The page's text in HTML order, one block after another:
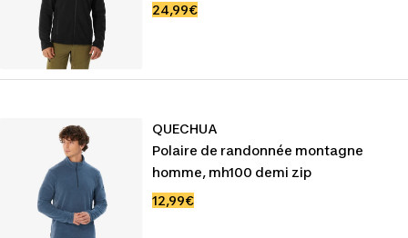
Prix
24,99€
QUECHUA
Polaire de randonnée montagne
homme, mh100 demi zip
Prix
12,99€